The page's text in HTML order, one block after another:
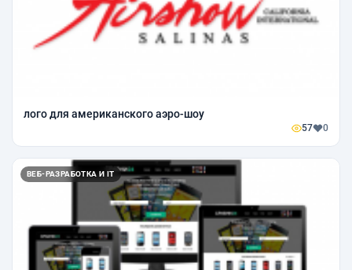
лого для американского аэро-шоу
57 0
ВЕБ-РАЗРАБОТКА И IT